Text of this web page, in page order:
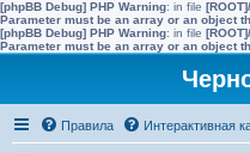
[phpBB Debug] PHP Warning: in file
Parameter must be an array or an object
[phpBB Debug] PHP Warning: in file
Parameter must be an array or an object
Правила Интерактивная